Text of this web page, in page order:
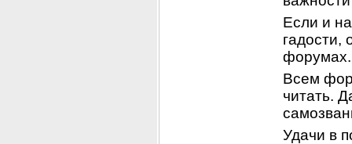
Если и
гадости,
форумах.
Всем
читать.
Удачи в